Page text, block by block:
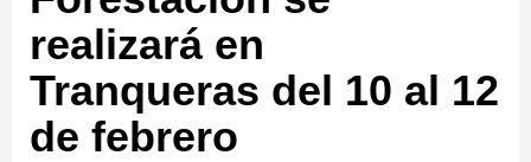
realizará en
Tranqueras del 10 al 12
de febrero